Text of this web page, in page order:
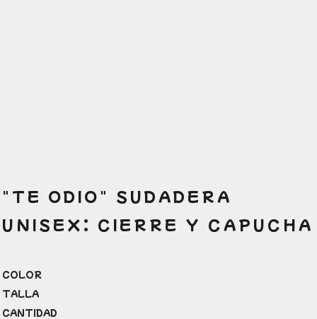
"TE ODIO" SUDADERA
UNISEX: CIERRE Y CAPUCHA
COLOR
TALLA
CANTIDAD